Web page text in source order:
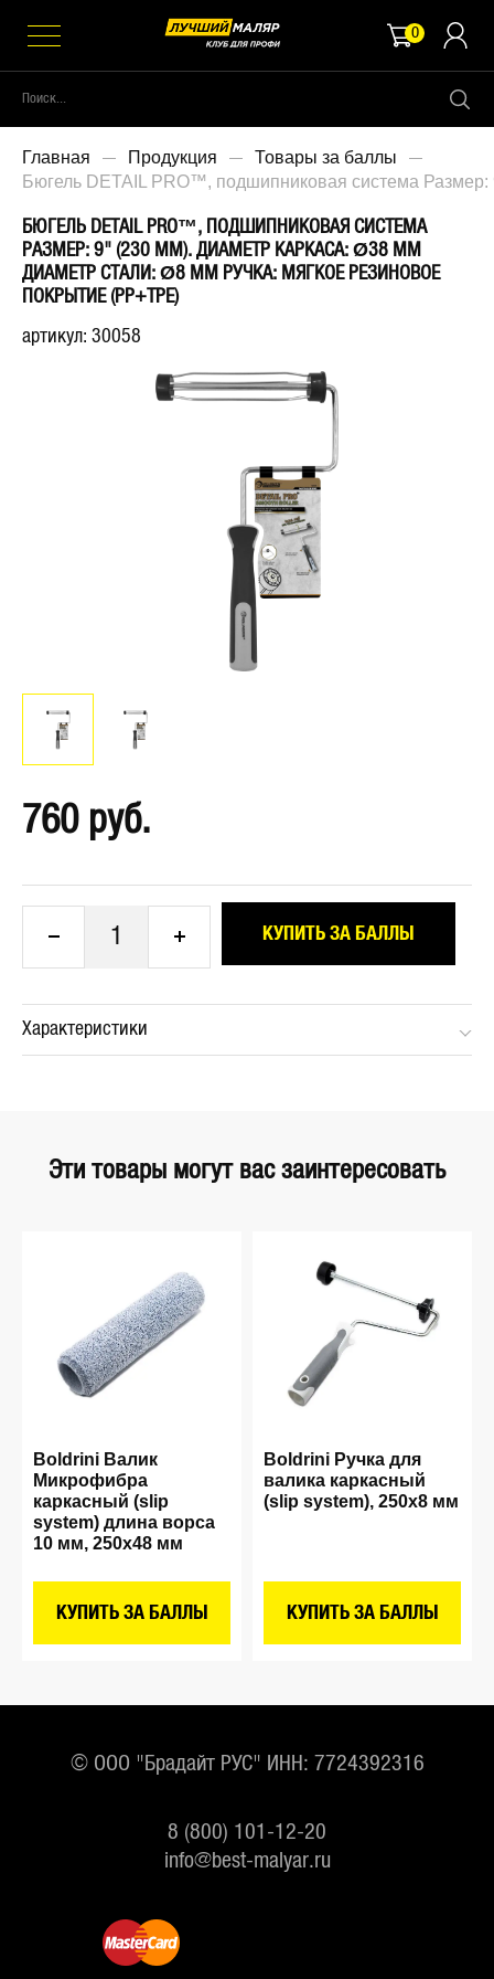
0
Главная Продукция
Товары за баллы
Бюгель DETAIL PRO™, подшипниковая система
БЮГЕЛЬ DETAIL PRO™, ПОДШИПНИКОВАЯ СИСТЕМА
РАЗМЕР: 9" (230 ММ). ДИАМЕТР КАРКАСА: Ø38 ММ
ДИАМЕТР СТАЛИ: Ø8 ММ РУЧКА: МЯГКОЕ РЕЗИНОВОЕ
ПОКРЫТИЕ (PP+TPE)
артикул: 30058
760 руб.
1 КУПИТЬ ЗА БАЛЛЫ
Характеристики
Эти товары могут вас заинтересовать
Boldrini Валик
Микрофибра
каркасный (slip
system) длина ворса
10 мм, 250х48 мм
КУПИТЬ ЗА БАЛЛЫ
Boldrini Ручка для
валика каркасный
(slip system), 250х8 мм
КУПИТЬ ЗА БАЛЛЫ
© ООО "Брадайт РУС" ИНН: 7724392316
8 (800) 101-12-20
info@best-malyar.ru